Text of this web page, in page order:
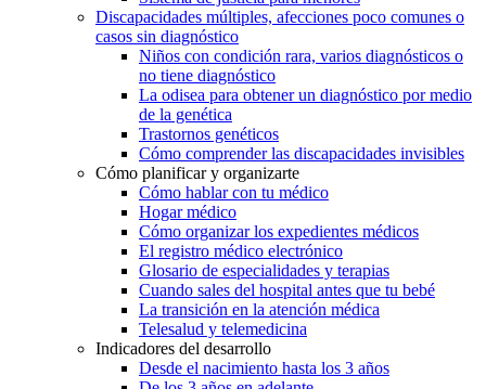
Discapacidades múltiples, afecciones poco comunes o
casos sin diagnóstico
Niños con condición rara, varios diagnósticos o
no tiene diagnóstico
La odisea para obtener un diagnóstico por medio
de la genética
Trastornos genéticos
Cómo comprender las discapacidades invisibles
Cómo planificar y organizarte
Cómo hablar con tu médico
Hogar médico
Cómo organizar los expedientes médicos
El registro médico electrónico
Glosario de especialidades y terapias
Cuando sales del hospital antes que tu bebé
La transición en la atención médica
Telesalud y telemedicina
Indicadores del desarrollo
Desde el nacimiento hasta los 3 años